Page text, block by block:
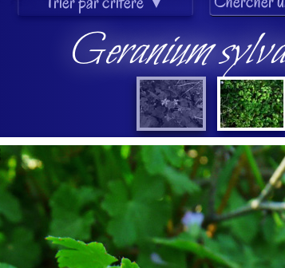
Geranium